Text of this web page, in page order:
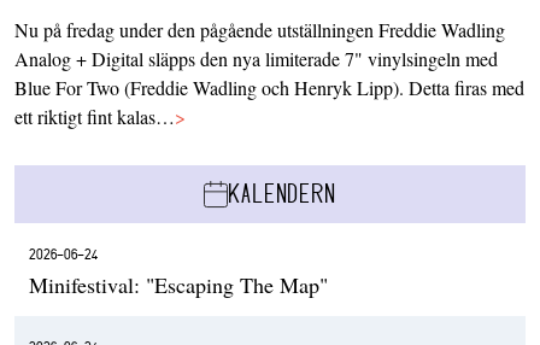
Nu på fredag under den pågående utställningen Freddie Wadling
Analog + Digital släpps den nya limiterade 7" vinylsingeln med
Blue For Two (Freddie Wadling och Henryk Lipp). Detta firas med
ett riktigt fint kalas…>
KALENDERN
2026-06-24
Minifestival: "Escaping The Map"